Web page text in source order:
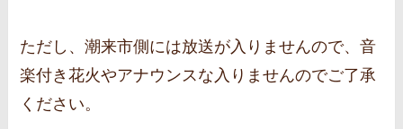
ただし、潮来市側には放送が入りませんので、音
楽付き花火やアナウンスな入りませんのでご了承
ください。